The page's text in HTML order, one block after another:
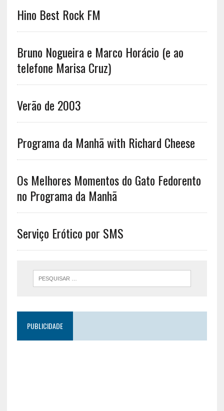
Hino Best Rock FM
Bruno Nogueira e Marco Horácio (e ao
telefone Marisa Cruz)
Verão de 2003
Programa da Manhã with Richard Cheese
Os Melhores Momentos do Gato Fedorento
no Programa da Manhã
Serviço Erótico por SMS
PUBLICIDADE